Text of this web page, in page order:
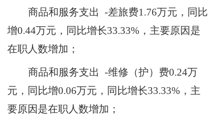
商品和服务支出 -差旅费1.76万元，同比
增0.44万元，同比增长33.33%，主要原因是
在职人数增加 ；
商品和服务支出 -维修（护）费0.24万
元，同比增0.06万元，同比增长33.33%，主
要原因是在职人数增加 ；